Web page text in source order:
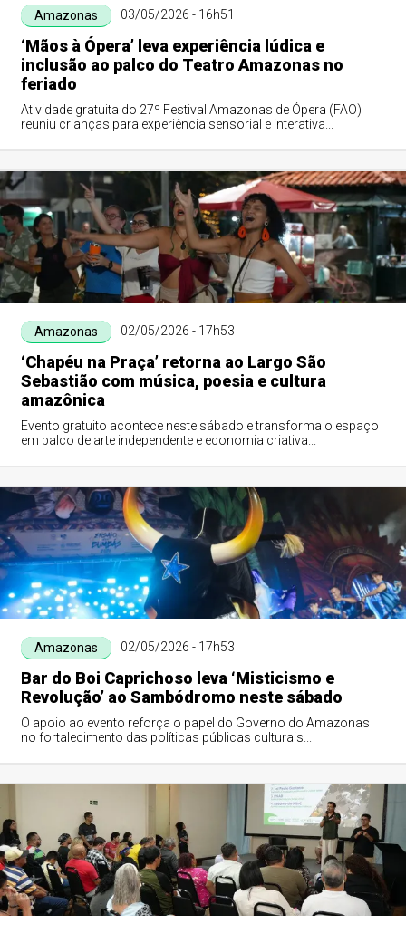
Amazonas 03/05/2026 - 16h51
‘Mãos à Ópera’ leva experiência lúdica e
inclusão ao palco do Teatro Amazonas no
feriado
Atividade gratuita do 27º Festival Amazonas de Ópera (FAO)
reuniu crianças para experiência sensorial e interativa...
Amazonas 02/05/2026 - 17h53
‘Chapéu na Praça’ retorna ao Largo São
Sebastião com música, poesia e cultura
amazônica
Evento gratuito acontece neste sábado e transforma o espaço
em palco de arte independente e economia criativa...
Amazonas 02/05/2026 - 17h53
Bar do Boi Caprichoso leva ‘Misticismo e
Revolução’ ao Sambódromo neste sábado
O apoio ao evento reforça o papel do Governo do Amazonas
no fortalecimento das políticas públicas culturais...